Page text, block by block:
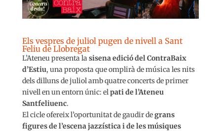
Els vespres de juliol pugen de nivell a Sant
Feliu de Llobregat
L’Ateneu presenta la sisena edició del ContraBaix
d’Estiu, una proposta que omplirà de música les nits
dels dilluns de juliol amb quatre concerts de primer
nivell en un entorn únic: el pati de l’Ateneu
Santfeliuenc.
El cicle ofereix l’oportunitat de gaudir degrans
figures de l’escena jazzística i de les músiques